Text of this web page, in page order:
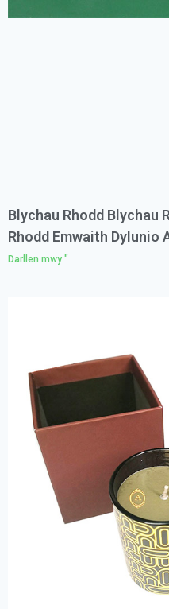
Blychau Rhodd Blychau
Rhodd Emwaith Dylunio
Darllen mwy "